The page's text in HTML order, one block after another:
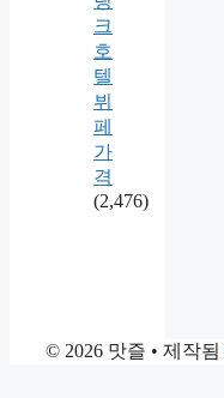
크
호
텔
뷔
페
가
격
(2,476)
© 2026 맛즐 • 제작됨